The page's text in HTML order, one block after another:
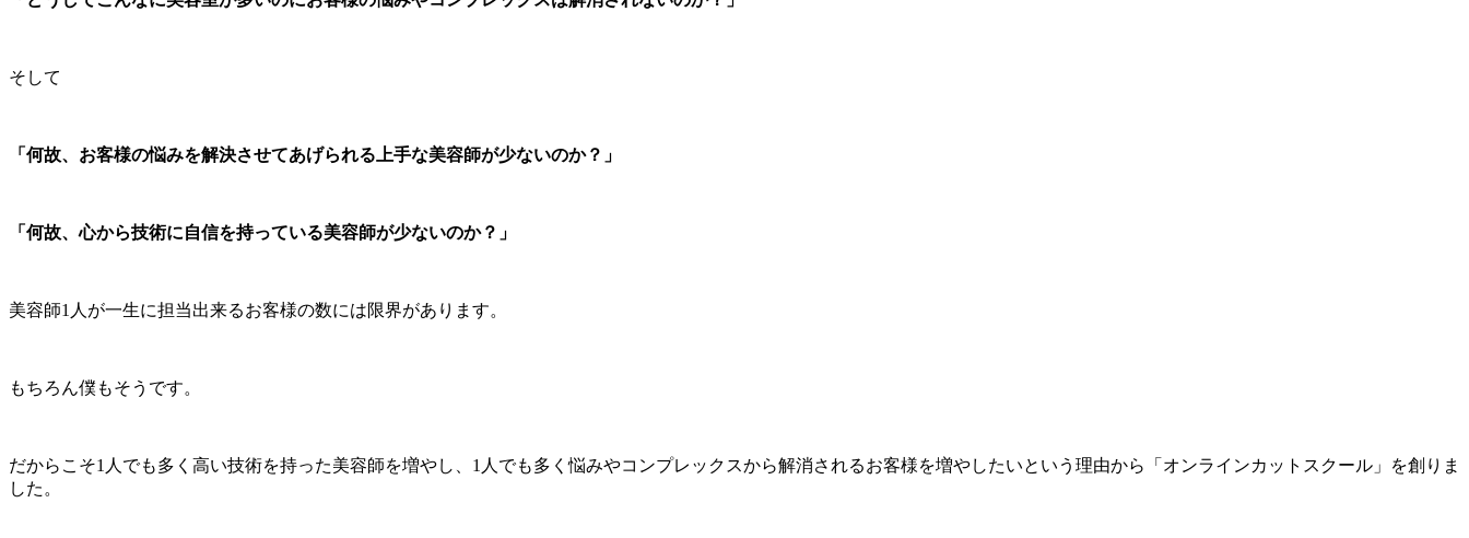
そして
「何故、お客様の悩みを解決させてあげられる上手な美容師が少ないのか？」
「何故、心から技術に自信を持っている美容師が少ないのか？」
美容師1人が一生に担当出来るお客様の数には限界があります。
もちろん僕もそうです。
だからこそ1人でも多く高い技術を持った美容師を増やし、1人でも多く悩みやコンプレックスから解消されるお客様を増やしたいという理由から「オンラインカットスクール」を創りま
した。